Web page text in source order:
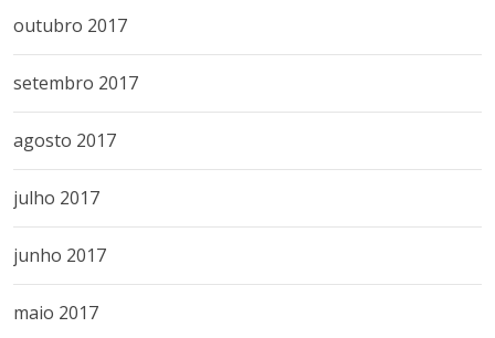
outubro 2017
setembro 2017
agosto 2017
julho 2017
junho 2017
maio 2017